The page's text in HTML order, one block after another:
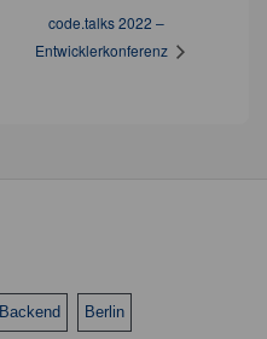
code.talks 2022 –
Entwicklerkonferenz
Backend Berlin